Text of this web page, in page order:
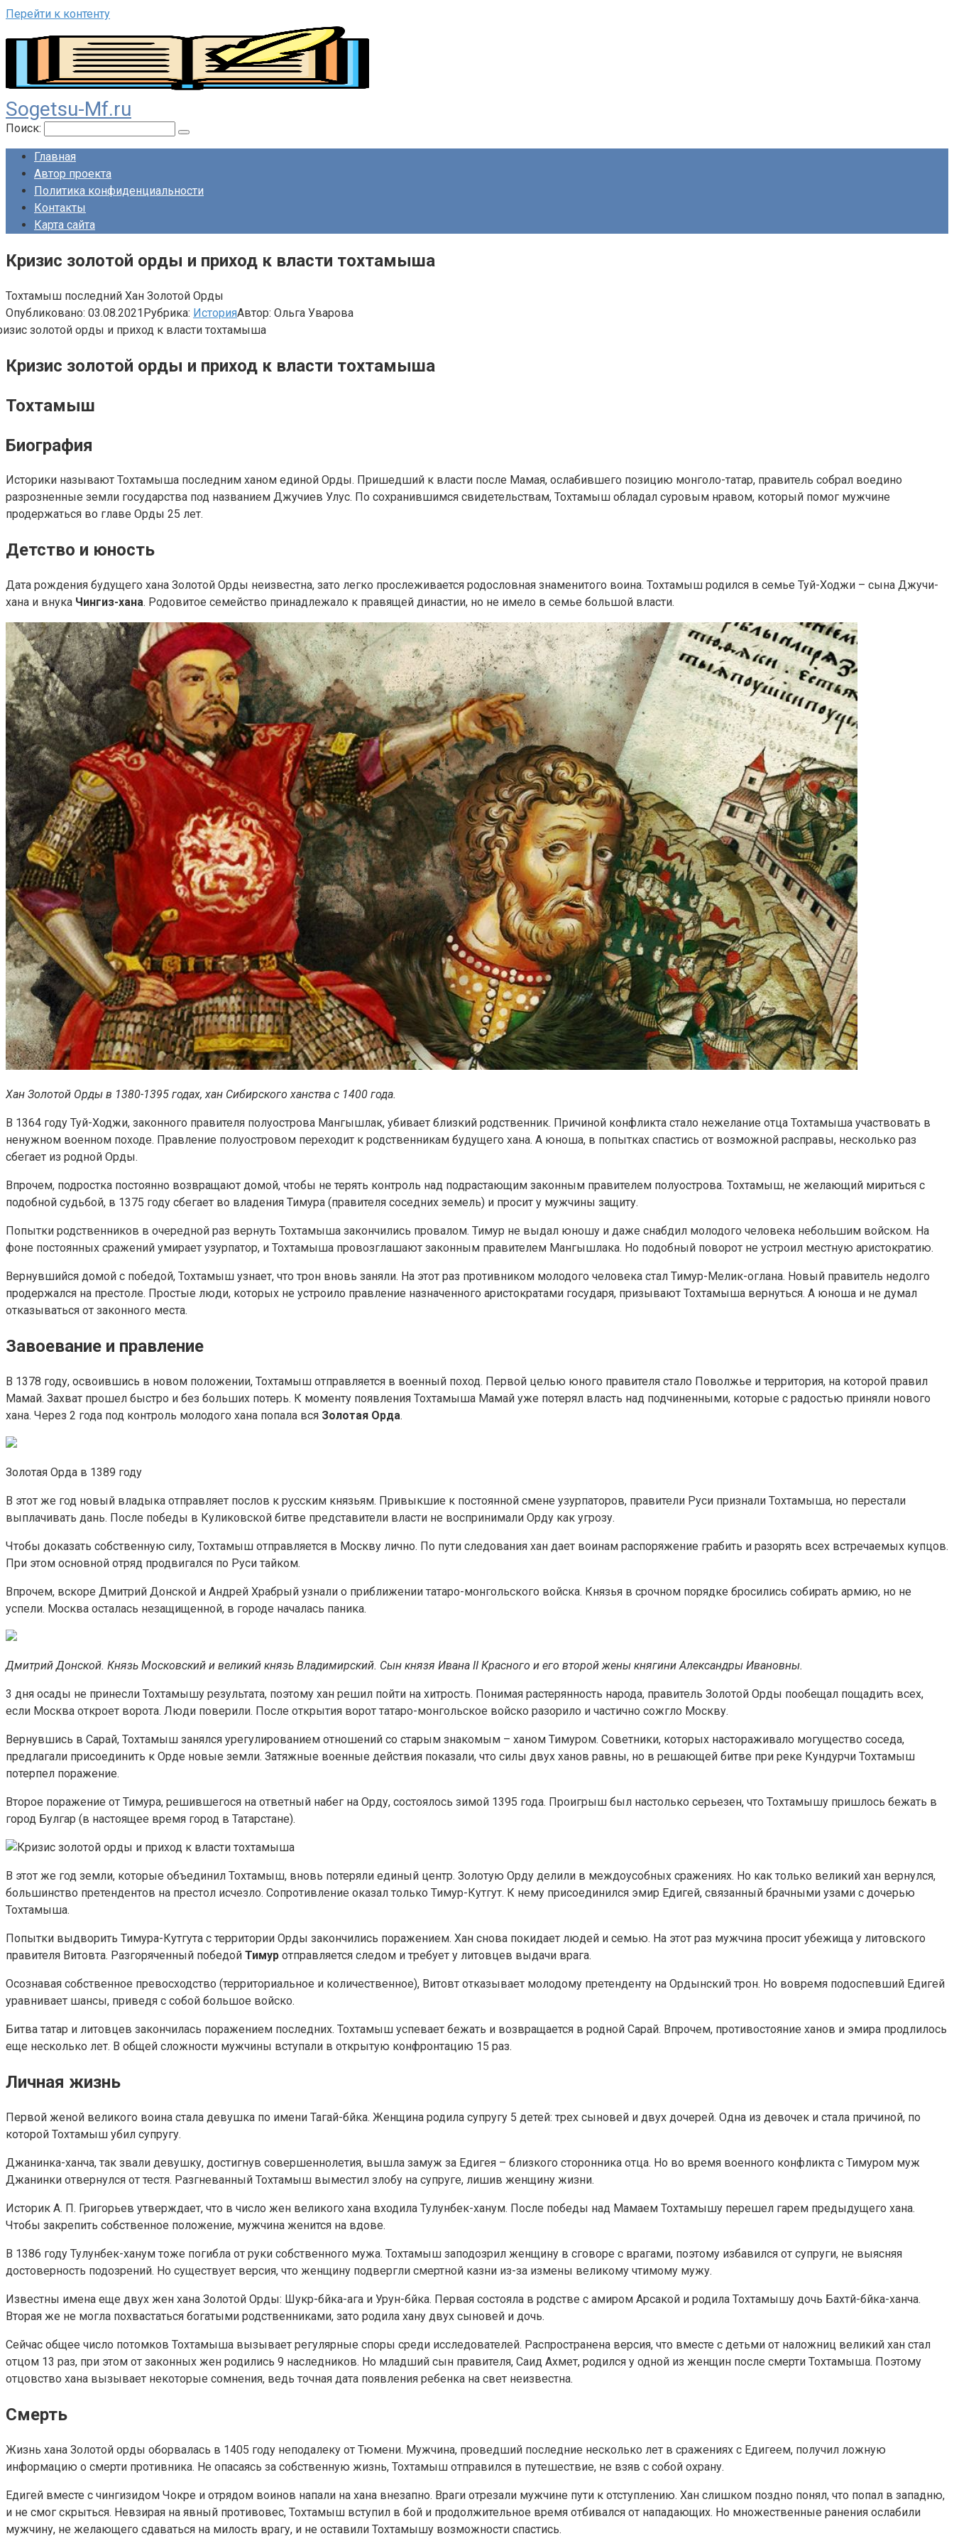
Перейти к контенту
Sogetsu-Mf.ru
Поиск:
Главная
Автор проекта
Политика конфиденциальности
Контакты
Карта сайта
Кризис золотой орды и приход к власти тохтамыша
Тохтамыш последний Хан Золотой Орды
Опубликовано: 03.08.2021Рубрика: ИсторияАвтор: Ольга Уварова
Кризис золотой орды и приход к власти тохтамыша
Тохтамыш
Биография
Историки называют Тохтамыша последним ханом единой Орды. Пришедший к власти после Мамая, ослабившего позицию монголо-татар, правитель собрал воедино
разрозненные земли государства под названием Джучиев Улус. По сохранившимся свидетельствам, Тохтамыш обладал суровым нравом, который помог мужчине
продержаться во главе Орды 25 лет.
Детство и юность
Дата рождения будущего хана Золотой Орды неизвестна, зато легко прослеживается родословная знаменитого воина. Тохтамыш родился в семье Туй-Ходжи – сына Джучи-
хана и внука Чингиз-хана. Родовитое семейство принадлежало к правящей династии, но не имело в семье большой власти.
Хан Золотой Орды в 1380-1395 годах, хан Сибирского ханства с 1400 года.
В 1364 году Туй-Ходжи, законного правителя полуострова Мангышлак, убивает близкий родственник. Причиной конфликта стало нежелание отца Тохтамыша участвовать в
ненужном военном походе. Правление полуостровом переходит к родственникам будущего хана. А юноша, в попытках спастись от возможной расправы, несколько раз
сбегает из родной Орды.
Впрочем, подростка постоянно возвращают домой, чтобы не терять контроль над подрастающим законным правителем полуострова. Тохтамыш, не желающий мириться с
подобной судьбой, в 1375 году сбегает во владения Тимура (правителя соседних земель) и просит у мужчины защиту.
Попытки родственников в очередной раз вернуть Тохтамыша закончились провалом. Тимур не выдал юношу и даже снабдил молодого человека небольшим войском. На
фоне постоянных сражений умирает узурпатор, и Тохтамыша провозглашают законным правителем Мангышлака. Но подобный поворот не устроил местную аристократию.
Вернувшийся домой с победой, Тохтамыш узнает, что трон вновь заняли. На этот раз противником молодого человека стал Тимур-Мелик-оглана. Новый правитель недолго
продержался на престоле. Простые люди, которых не устроило правление назначенного аристократами государя, призывают Тохтамыша вернуться. А юноша и не думал
отказываться от законного места.
Завоевание и правление
В 1378 году, освоившись в новом положении, Тохтамыш отправляется в военный поход. Первой целью юного правителя стало Поволжье и территория, на которой правил
Мамай. Захват прошел быстро и без больших потерь. К моменту появления Тохтамыша Мамай уже потерял власть над подчиненными, которые с радостью приняли нового
хана. Через 2 года под контроль молодого хана попала вся Золотая Орда.
Золотая Орда в 1389 году
В этот же год новый владыка отправляет послов к русским князьям. Привыкшие к постоянной смене узурпаторов, правители Руси признали Тохтамыша, но перестали
выплачивать дань. После победы в Куликовской битве представители власти не воспринимали Орду как угрозу.
Чтобы доказать собственную силу, Тохтамыш отправляется в Москву лично. По пути следования хан дает воинам распоряжение грабить и разорять всех встречаемых купцов.
При этом основной отряд продвигался по Руси тайком.
Впрочем, вскоре Дмитрий Донской и Андрей Храбрый узнали о приближении татаро-монгольского войска. Князья в срочном порядке бросились собирать армию, но не
успели. Москва осталась незащищенной, в городе началась паника.
Дмитрий Донской. Князь Московский и великий князь Владимирский. Сын князя Ивана II Красного и его второй жены княгини Александры Ивановны.
3 дня осады не принесли Тохтамышу результата, поэтому хан решил пойти на хитрость. Понимая растерянность народа, правитель Золотой Орды пообещал пощадить всех,
если Москва откроет ворота. Люди поверили. После открытия ворот татаро-монгольское войско разорило и частично сожгло Москву.
Вернувшись в Сарай, Тохтамыш занялся урегулированием отношений со старым знакомым – ханом Тимуром. Советники, которых настораживало могущество соседа,
предлагали присоединить к Орде новые земли. Затяжные военные действия показали, что силы двух ханов равны, но в решающей битве при реке Кундурчи Тохтамыш
потерпел поражение.
Второе поражение от Тимура, решившегося на ответный набег на Орду, состоялось зимой 1395 года. Проигрыш был настолько серьезен, что Тохтамышу пришлось бежать в
город Булгар (в настоящее время город в Татарстане).
В этот же год земли, которые объединил Тохтамыш, вновь потеряли единый центр. Золотую Орду делили в междоусобных сражениях. Но как только великий хан вернулся,
большинство претендентов на престол исчезло. Сопротивление оказал только Тимур-Кутгут. К нему присоединился эмир Едигей, связанный брачными узами с дочерью
Тохтамыша.
Попытки выдворить Тимура-Кутгута с территории Орды закончились поражением. Хан снова покидает людей и семью. На этот раз мужчина просит убежища у литовского
правителя Витовта. Разгоряченный победой Тимур отправляется следом и требует у литовцев выдачи врага.
Осознавая собственное превосходство (территориальное и количественное), Витовт отказывает молодому претенденту на Ордынский трон. Но вовремя подоспевший Едигей
уравнивает шансы, приведя с собой большое войско.
Битва татар и литовцев закончилась поражением последних. Тохтамыш успевает бежать и возвращается в родной Сарай. Впрочем, противостояние ханов и эмира продлилось
еще несколько лет. В общей сложности мужчины вступали в открытую конфронтацию 15 раз.
Личная жизнь
Первой женой великого воина стала девушка по имени Тагай-бйка. Женщина родила супругу 5 детей: трех сыновей и двух дочерей. Одна из девочек и стала причиной, по
которой Тохтамыш убил супругу.
Джанинка-ханча, так звали девушку, достигнув совершеннолетия, вышла замуж за Едигея – близкого сторонника отца. Но во время военного конфликта с Тимуром муж
Джанинки отвернулся от тестя. Разгневанный Тохтамыш выместил злобу на супруге, лишив женщину жизни.
Историк А. П. Григорьев утверждает, что в число жен великого хана входила Тулунбек-ханум. После победы над Мамаем Тохтамышу перешел гарем предыдущего хана.
Чтобы закрепить собственное положение, мужчина женится на вдове.
В 1386 году Тулунбек-ханум тоже погибла от руки собственного мужа. Тохтамыш заподозрил женщину в сговоре с врагами, поэтому избавился от супруги, не выясняя
достоверность подозрений. Но существует версия, что женщину подвергли смертной казни из-за измены великому чтимому мужу.
Известны имена еще двух жен хана Золотой Орды: Шукр-бйка-ага и Урун-бйка. Первая состояла в родстве с амиром Арсакой и родила Тохтамышу дочь Бахтй-бйка-ханча.
Вторая же не могла похвастаться богатыми родственниками, зато родила хану двух сыновей и дочь.
Сейчас общее число потомков Тохтамыша вызывает регулярные споры среди исследователей. Распространена версия, что вместе с детьми от наложниц великий хан стал
отцом 13 раз, при этом от законных жен родились 9 наследников. Но младший сын правителя, Саид Ахмет, родился у одной из женщин после смерти Тохтамыша. Поэтому
отцовство хана вызывает некоторые сомнения, ведь точная дата появления ребенка на свет неизвестна.
Смерть
Жизнь хана Золотой орды оборвалась в 1405 году неподалеку от Тюмени. Мужчина, проведший последние несколько лет в сражениях с Едигеем, получил ложную
информацию о смерти противника. Не опасаясь за собственную жизнь, Тохтамыш отправился в путешествие, не взяв с собой охрану.
Едигей вместе с чингизидом Чокре и отрядом воинов напали на хана внезапно. Враги отрезали мужчине пути к отступлению. Хан слишком поздно понял, что попал в западню,
и не смог скрыться. Невзирая на явный противовес, Тохтамыш вступил в бой и продолжительное время отбивался от нападающих. Но множественные ранения ослабили
мужчину, не желающего сдаваться на милость врагу, и не оставили Тохтамышу возможности спастись.